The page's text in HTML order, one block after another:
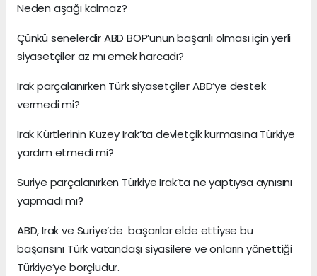
Neden aşağı kalmaz?
Çünkü senelerdir ABD BOP’unun başarılı olması için yerli
siyasetçiler az mı emek harcadı?
Irak parçalanırken Türk siyasetçiler ABD’ye destek
vermedi mi?
Irak Kürtlerinin Kuzey Irak’ta devletçik kurmasına Türkiye
yardım etmedi mi?
Suriye parçalanırken Türkiye Irak’ta ne yaptıysa aynısını
yapmadı mı?
ABD, Irak ve Suriye’de başarılar elde ettiyse bu
başarısını Türk vatandaşı siyasilere ve onların yönettiği
Türkiye’ye borçludur.